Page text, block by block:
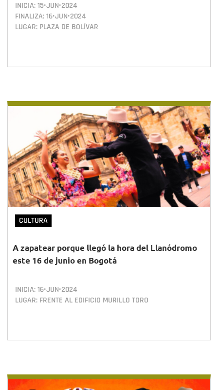
INICIA:15•JUN•2024
FINALIZA:16•JUN•2024
LUGAR: PLAZA DE BOLÍVAR
CULTURA
A zapatear porque llegó la hora del Llanódromo
este 16 de junio en Bogotá
INICIA:16•JUN•2024
LUGAR: FRENTE AL EDIFICIO MURILLO TORO